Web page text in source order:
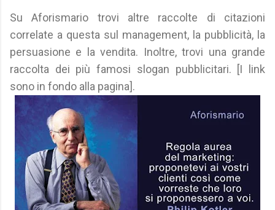
Su Aforismario trovi altre raccolte di citazioni
correlate a questa sul management, la pubblicità, la
persuasione e la vendita. Inoltre, trovi una grande
raccolta dei più famosi slogan pubblicitari. [I link
sono in fondo alla pagina].